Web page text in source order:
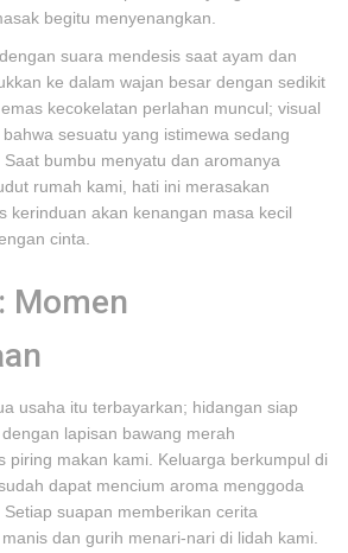
begitu menyenangkan.
suara mendesis saat ayam dan
ke dalam wajan besar dengan sedikit
kecokelatan perlahan muncul; visual
sesuatu yang istimewa sedang
bumbu menyatu dan aromanya
rumah kami, hati ini merasakan
kerinduan akan kenangan masa kecil
cinta.
Momen
usaha itu terbayarkan; hidangan siap
lapisan bawang merah
piring makan kami. Keluarga berkumpul di
dapat mencium aroma menggoda
suapan memberikan cerita
dan gurih menari-nari di lidah kami.